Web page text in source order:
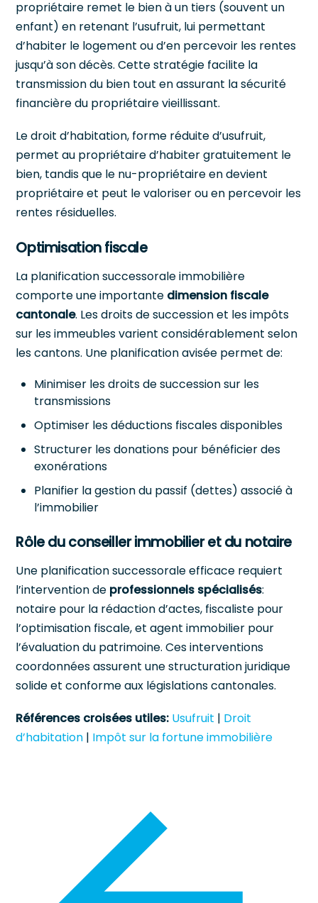
propriétaire remet le bien à un tiers (souvent un
enfant) en retenant l’usufruit, lui permettant
d’habiter le logement ou d’en percevoir les rentes
jusqu’à son décès. Cette stratégie facilite la
transmission du bien tout en assurant la sécurité
financière du propriétaire vieillissant.
Le droit d’habitation, forme réduite d’usufruit,
permet au propriétaire d’habiter gratuitement le
bien, tandis que le nu-propriétaire en devient
propriétaire et peut le valoriser ou en percevoir les
rentes résiduelles.
Optimisation fiscale
La planification successorale immobilière
comporte une importante dimension fiscale
cantonale. Les droits de succession et les impôts
sur les immeubles varient considérablement selon
les cantons. Une planification avisée permet de:
Minimiser les droits de succession sur les
transmissions
Optimiser les déductions fiscales disponibles
Structurer les donations pour bénéficier des
exonérations
Planifier la gestion du passif (dettes) associé à
l’immobilier
Rôle du conseiller immobilier et du notaire
Une planification successorale efficace requiert
l’intervention de professionnels spécialisés:
notaire pour la rédaction d’actes, fiscaliste pour
l’optimisation fiscale, et agent immobilier pour
l’évaluation du patrimoine. Ces interventions
coordonnées assurent une structuration juridique
solide et conforme aux législations cantonales.
Références croisées utiles: Usufruit | Droit
d’habitation | Impôt sur la fortune immobilière